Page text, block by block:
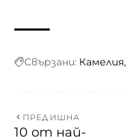
Свързани: Камелия
ПРЕДИШНА
10 от най-